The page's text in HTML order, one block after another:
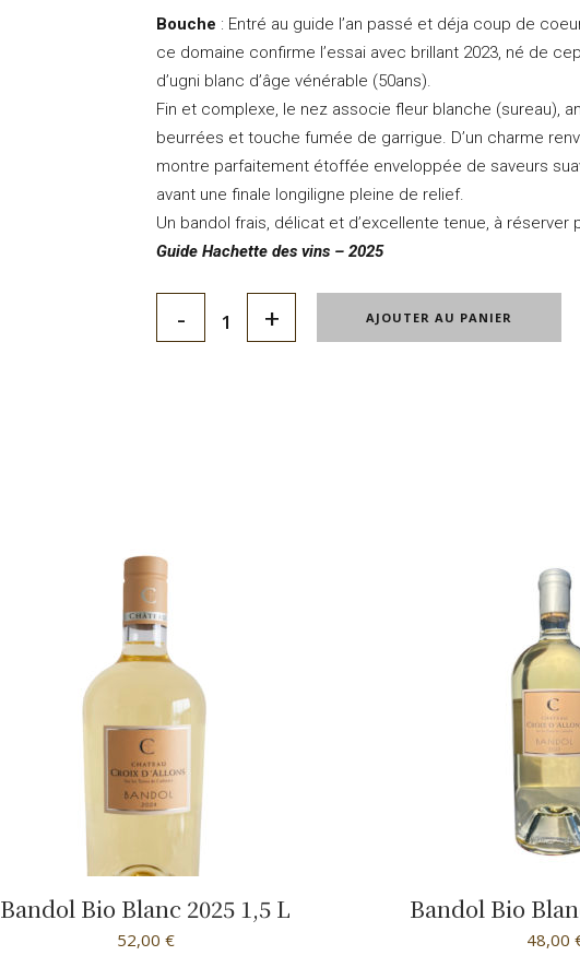
Bouche : Entré au guide l’an passé et déja coup de
ce domaine confirme l’essai avec brillant 2023, né de
d’ugni blanc d’âge vénérable (50ans).
Fin et complexe, le nez associe fleur blanche (sureau),
beurrées et touche fumée de garrigue. D’un charme
montre parfaitement étoffée enveloppée de saveurs
avant une finale longiligne pleine de relief.
Un bandol frais, délicat et d’excellente tenue, à réserver
Guide Hachette des vins – 2025
AJOUTER AU PANIER
Bandol Bio Blanc 2025 1,5 L
52,00 €
Bandol Bio
48,00